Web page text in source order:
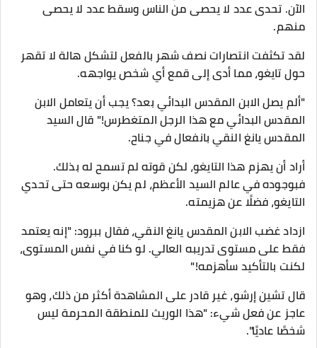
الآن. تحدى عدد لا يحصى من الناس وسقط عدد لا يحصى
منهم.
لقد تكثفت انتصارات نصف شهر بالفعل لتشكل هالة لا تقهر
حول تايغو، مما أدى إلى قمع أي شخص يواجهه.
"ألم يصل الابن المقدس البدائي بعد؟ يجب أن يتعامل الابن
المقدس البدائي مع هذا الرجل المتغطرس!" قال السيد
المقدس يانغ النقي بانفعال في جناح.
أراد أن يهزم هذا التايغو، لكن قوته لم تسمح له بذلك.
فبوجوده في عالم السيد الأعظم، لم يكن بوسعه حتى تحدي
التايغو، فضلًا عن هزيمته.
ازداد غضب الابن المقدس يانغ النقي، فقال ببرود: "إنه يعتمد
فقط على مستوى تدريبه العالي. لو كنا في نفس المستوى،
لكنت بالتأكيد سأهزمه!"
قال تشين إرشو، غير قادر على المشاهدة أكثر من ذلك، وهو
عاجز عن فعل شيء: "هذا الوريث للمنطقة المحرمة ليس
شخصًا عاديًا".